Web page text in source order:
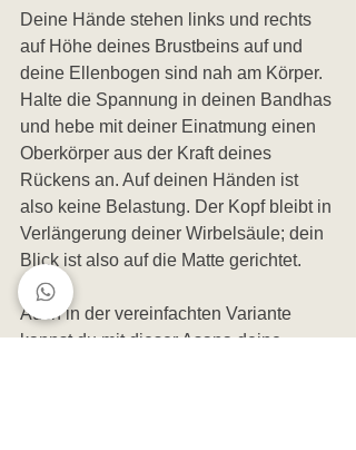
Deine Hände stehen links und rechts
auf Höhe deines Brustbeins auf und
deine Ellenbogen sind nah am Körper.
Halte die Spannung in deinen Bandhas
und hebe mit deiner Einatmung einen
Oberkörper aus der Kraft deines
Rückens an. Auf deinen Händen ist
also keine Belastung. Der Kopf bleibt in
Verlängerung deiner Wirbelsäule; dein
Blick ist also auf die Matte gerichtet.
Auch in der vereinfachten Variante
kannst du mit dieser Asana deine